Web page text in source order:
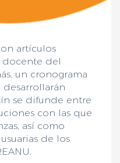
artículos
del
un cronograma
desarrollarán
se difunde entre
con las que
así como
de los